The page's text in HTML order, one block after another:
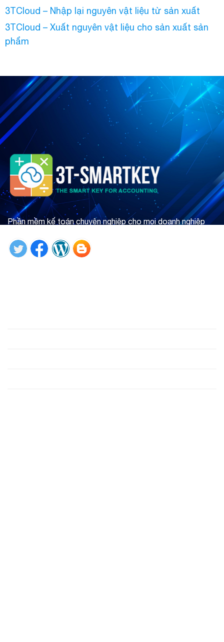
3TCloud – Nhập lại nguyên vật liệu từ sản xuất
3TCloud – Xuất nguyên vật liệu cho sản xuất sản
phẩm
Phần mềm kế toán chuyên nghiệp cho mọi doanh nghiệp